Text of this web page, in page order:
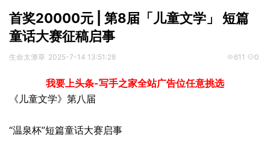
首奖20000元 | 第8届「儿童文学」 短篇
童话大赛征稿启事
生命太潦草 2025-7-14 13:51:28 611 0
我要上头条-写手之家全站广告位任意挑选
《儿童文学》第八届
“温泉杯”短篇童话大赛启事